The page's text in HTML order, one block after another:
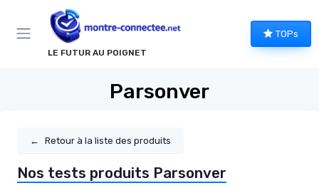
LE FUTUR AU POIGNET
TOPs
Parsonver
← Retour à la liste des produits
Nos tests produits Parsonver
Panneau de gestion des cookies